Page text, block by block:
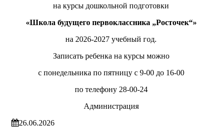
на курсы дошкольной подготовки
«Школа будущего первоклассника „Росточек“»
на 2026-2027 учебный год.
Записать ребенка на курсы можно
с понедельника по пятницу с 9-00 до 16-00
по телефону 28-00-24
Администрация
26.06.2026